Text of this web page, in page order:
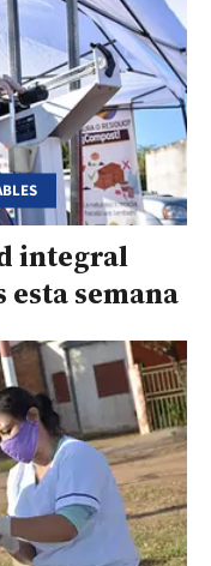
integral
semana